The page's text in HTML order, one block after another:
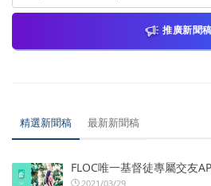
推廣新聞稿
精選新聞稿 最新新聞稿
FLOC唯一基督徒專屬交友
2021/03/29